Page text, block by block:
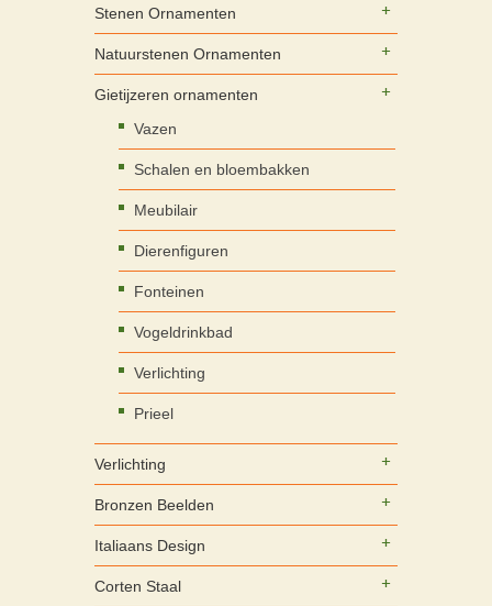
Stenen Ornamenten
Natuurstenen Ornamenten
Gietijzeren ornamenten
Vazen
Schalen en bloembakken
Meubilair
Dierenfiguren
Fonteinen
Vogeldrinkbad
Verlichting
Prieel
Verlichting
Bronzen Beelden
Italiaans Design
Corten Staal